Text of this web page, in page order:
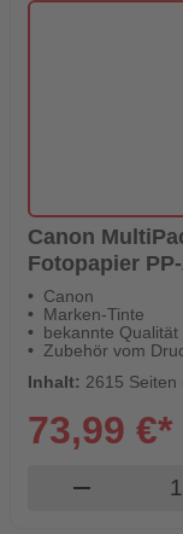
Canon
Fotopapier
Canon
Marken-Tinte
bekannte Qualität
Zubehör vom
Inhalt: 2615 Seiten
73,99 €*
remove